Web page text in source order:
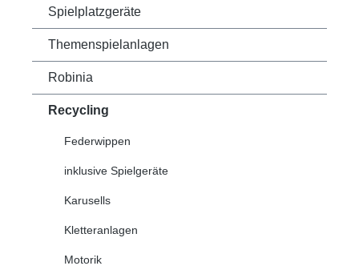
Spielplatzgeräte
Themenspielanlagen
Robinia
Recycling
Federwippen
inklusive Spielgeräte
Karusells
Kletteranlagen
Motorik